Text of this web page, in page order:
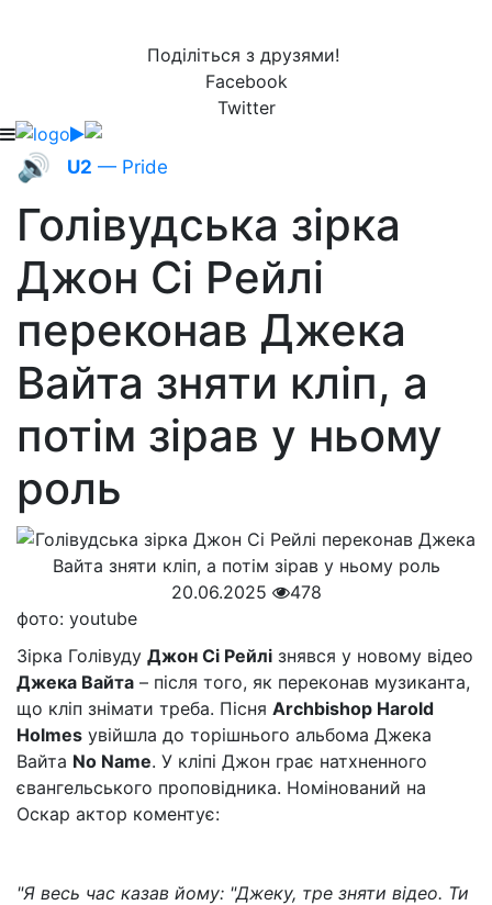
Поділіться з друзями!
Facebook
Twitter
🔊 U2 — Pride
Голівудська зірка
Джон Сі Рейлі
переконав Джека
Вайта зняти кліп, а
потім зірав у ньому
роль
20.06.2025
478
фото: youtube
Зірка Голівуду Джон Сі Рейлі знявся у новому відео
Джека Вайта – після того, як переконав музиканта,
що кліп знімати треба. Пісня Archbishop Harold
Holmes увійшла до торішнього альбома Джека
Вайта No Name. У кліпі Джон грає натхненного
євангельського проповідника. Номінований на
Оскар актор коментує:
"Я весь час казав йому: "Джеку, тре зняти відео. Ти